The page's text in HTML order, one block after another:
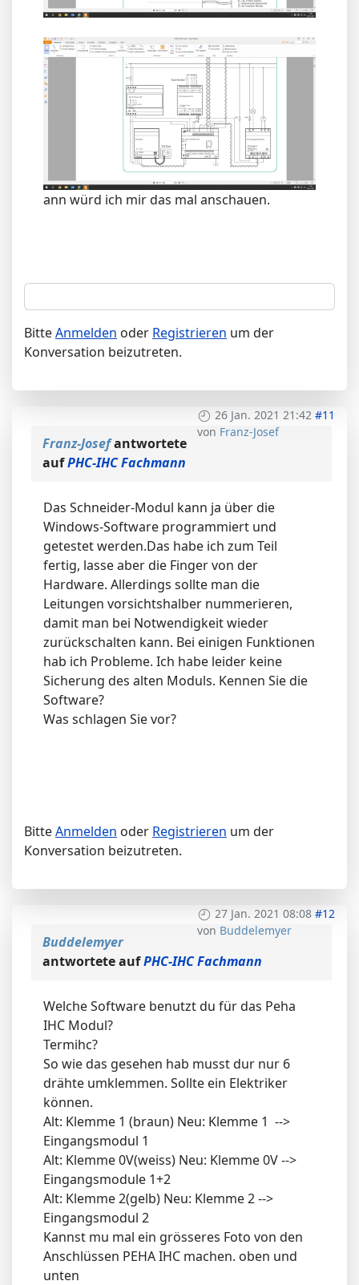
ann würd ich mir das mal anschauen.
BitteAnmelden oder Registrieren um der
Konversation beizutreten.
26 Jan. 2021 21:42 #11
von Franz-Josef
Franz-Josefantwortete
aufPHC-IHC Fachmann
Das Schneider-Modul kann ja über die
Windows-Software programmiert und
getestet werden.Das habe ich zum Teil
fertig, lasse aber die Finger von der
Hardware. Allerdings sollte man die
Leitungen vorsichtshalber nummerieren,
damit man bei Notwendigkeit wieder
zurückschalten kann. Bei einigen Funktionen
hab ich Probleme. Ich habe leider keine
Sicherung des alten Moduls. Kennen Sie die
Software?
Was schlagen Sie vor?
BitteAnmelden oder Registrieren um der
Konversation beizutreten.
27 Jan. 2021 08:08 #12
von Buddelemyer
Buddelemyer
antwortete aufPHC-IHC Fachmann
Welche Software benutzt du für das Peha
IHC Modul?
Termihc?
So wie das gesehen hab musst dur nur 6
drähte umklemmen. Sollte ein Elektriker
können.
Alt: Klemme 1 (braun) Neu: Klemme 1 -->
Eingangsmodul 1
Alt: Klemme 0V(weiss) Neu: Klemme 0V -->
Eingangsmodule 1+2
Alt: Klemme 2(gelb) Neu: Klemme 2 -->
Eingangsmodul 2
Kannst mu mal ein grösseres Foto von den
Anschlüssen PEHA IHC machen. oben und
unten